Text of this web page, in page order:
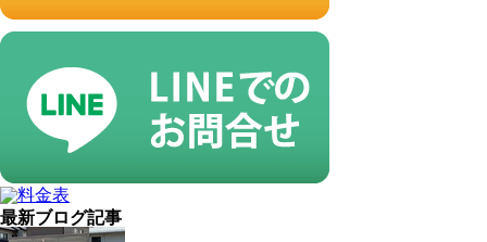
最新ブログ記事